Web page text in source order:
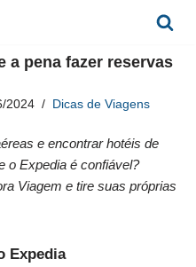
a pena fazer reservas
2024 Dicas de Viagens
e encontrar hotéis de
o Expedia é confiável?
Viagem e tire suas próprias
Expedia